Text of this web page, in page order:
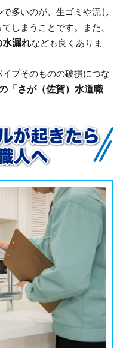
で多いのが、生ゴミや流し
しまうことです。また、
水漏れなども良くありま
プそのものの破損につな
「さが（佐賀）水道職